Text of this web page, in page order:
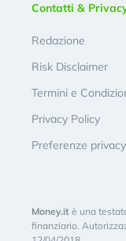
Contatti &
Redazione
Risk Disclaimer
Termini e
Privacy Policy
Preferenze privacy
Money.it è una
finanziario.